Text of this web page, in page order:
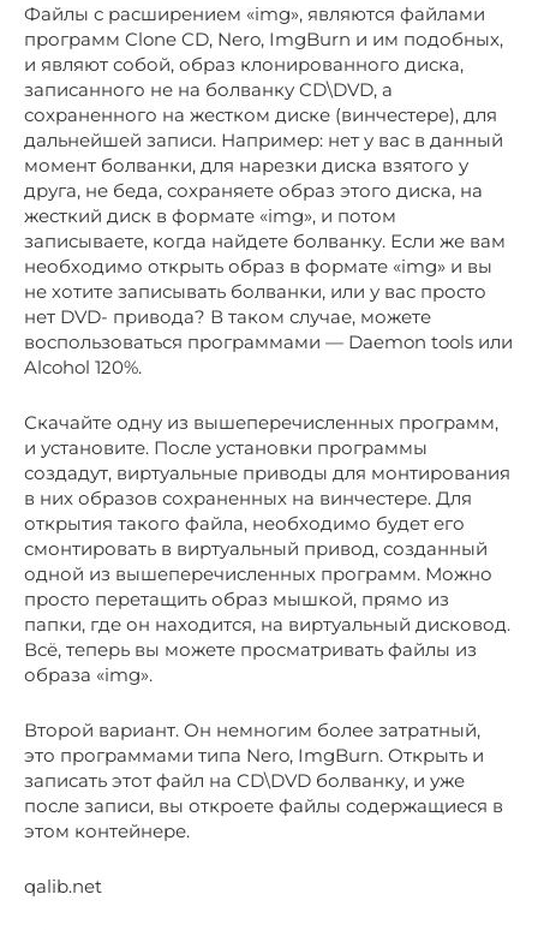
Файлы с расширением «img», являются файлами
программ Clone CD, Nero, ImgBurn и им подобных,
и являют собой, образ клонированного диска,
записанного не на болванку CD\DVD, а
сохраненного на жестком диске (винчестере), для
дальнейшей записи. Например: нет у вас в данный
момент болванки, для нарезки диска взятого у
друга, не беда, сохраняете образ этого диска, на
жесткий диск в формате «img», и потом
записываете, когда найдете болванку. Если же вам
необходимо открыть образ в формате «img» и вы
не хотите записывать болванки, или у вас просто
нет DVD- привода? В таком случае, можете
воспользоваться программами — Daemon tools или
Alcohol 120%.
Скачайте одну из вышеперечисленных программ,
и установите. После установки программы
создадут, виртуальные приводы для монтирования
в них образов сохраненных на винчестере. Для
открытия такого файла, необходимо будет его
смонтировать в виртуальный привод, созданный
одной из вышеперечисленных программ. Можно
просто перетащить образ мышкой, прямо из
папки, где он находится, на виртуальный дисковод.
Всё, теперь вы можете просматривать файлы из
образа «img».
Второй вариант. Он немногим более затратный,
это программами типа Nero, ImgBurn. Открыть и
записать этот файл на CD\DVD болванку, и уже
после записи, вы откроете файлы содержащиеся в
этом контейнере.
qalib.net